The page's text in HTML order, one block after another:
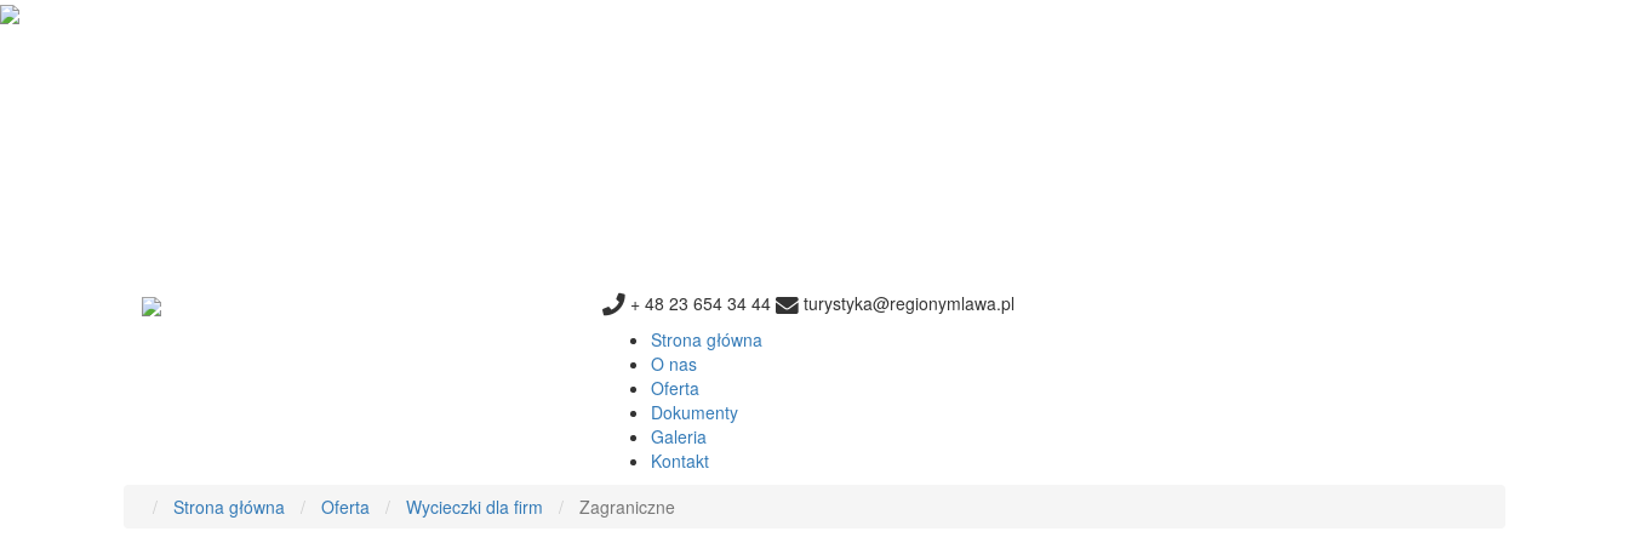
+ 48 23 654 34 44
turystyka@regionymlawa.pl
Strona główna
O nas
Oferta
Dokumenty
Galeria
Kontakt
Strona główna
Oferta Wycieczki dla firm Zagraniczne